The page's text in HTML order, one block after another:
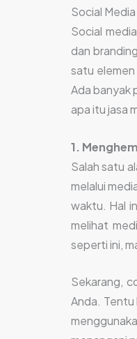
Social
Social
dan
satu
Ada banyak
apa itu jasa
1.
Salah satu
melalui
waktu. Hal
melihat
seperti ini,
Sekarang,
Anda. Tentu